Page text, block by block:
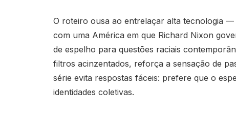
O roteiro ousa ao entrelaçar alta tecnologia
com uma América em que Richard Nixon
de espelho para questões raciais
filtros acinzentados, reforça a sensação de
série evita respostas fáceis: prefere que o
identidades coletivas.